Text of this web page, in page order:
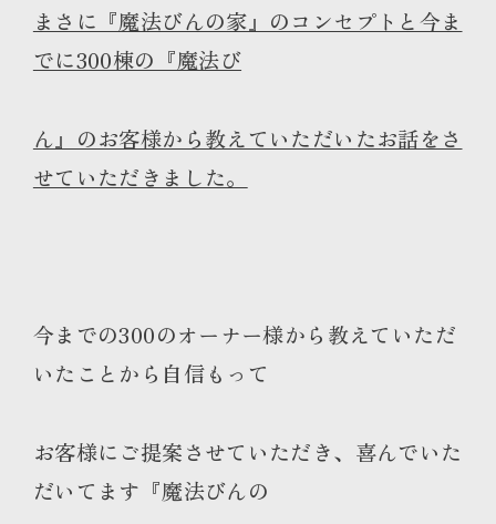
まさに『魔法びんの家』のコンセプトと今ま
でに300棟の『魔法び
ん』のお客様から教えていただいたお話をさ
せていただきました。
今までの300のオーナー様から教えていただ
いたことから自信もって
お客様にご提案させていただき、喜んでいた
だいてます『魔法びんの